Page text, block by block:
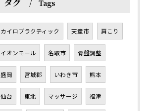
Tags
カイロプラクティック 天童市 肩こり
イオンモール 名取市 骨盤調整
盛岡 宮城郡 いわき市 熊本
仙台 東北 マッサージ 福津